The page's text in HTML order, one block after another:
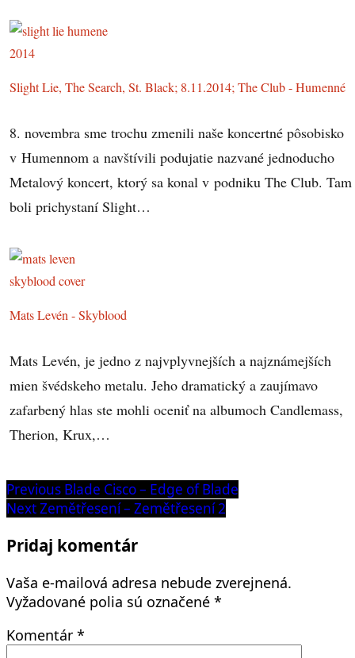
Slight Lie, The Search, St. Black; 8.11.2014; The Club - Humenné
8. novembra sme trochu zmenili naše koncertné pôsobisko
v Humennom a navštívili podujatie nazvané jednoducho
Metalový koncert, ktorý sa konal v podniku The Club. Tam
boli prichystaní Slight…
Mats Levén - Skyblood
Mats Levén, je jedno z najvplyvnejších a najznámejších
mien švédskeho metalu. Jeho dramatický a zaujímavo
zafarbený hlas ste mohli oceniť na albumoch Candlemass,
Therion, Krux,…
Navigácia
v
článku
Previous Previous
post:
Blade Cisco – Edge of Blade
NextNext
Zemětřesení – Zemětřesení 2
Pridaj komentár
Vaša e-mailová adresa nebude zverejnená.
Vyžadované polia sú označené *
Komentár *